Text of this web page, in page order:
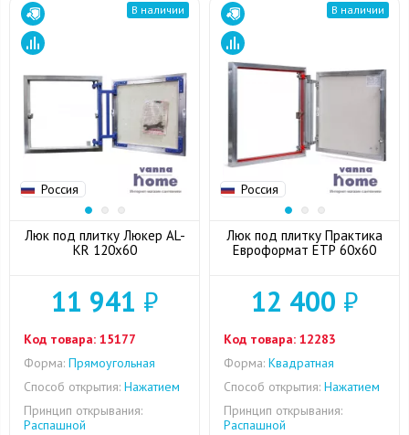
Россия
В наличии
Люк под плитку Люкер AL-
KR 120x60
11 941 ₽
Код товара: 15177
Форма: Прямоугольная
Способ открытия: Нажатием
Принцип открывания:
Распашной
Россия
В наличии
Люк под плитку Практика
Евроформат ЕТР 60x60
12 400 ₽
Код товара: 12283
Форма: Квадратная
Способ открытия: Нажатием
Принцип открывания:
Распашной